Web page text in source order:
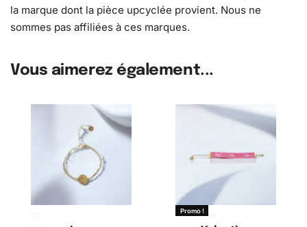
la marque dont la pièce upcyclée provient. Nous ne
sommes pas affiliées à ces marques.
Vous aimerez également...
Promo !